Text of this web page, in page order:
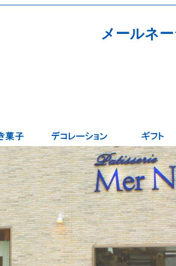
メールネー